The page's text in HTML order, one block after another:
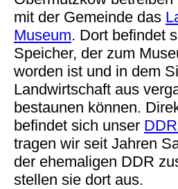
mit der Gemeinde das
Museum. Dort befindet
Speicher, der zum
worden ist und in dem
Landwirtschaft aus
bestaunen können.
befindet sich unser
tragen wir seit Jahren
der ehemaligen DDR
stellen sie dort aus.